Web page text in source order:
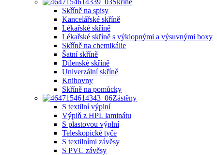
Skříně
Skříně na spisy
Kancelářské skříně
Lékařské skříně
Lékařské skříně s výklopnými a výsuvnými boxy
Skříně na chemikálie
Šatní skříně
Dílenské skříně
Univerzální skříně
Knihovny
Skříně na pomůcky
Zástěny
S textilní výplní
Výplň z HPL laminátu
S plastovou výplní
Teleskopické tyče
S textilními závěsy
S PVC závěsy